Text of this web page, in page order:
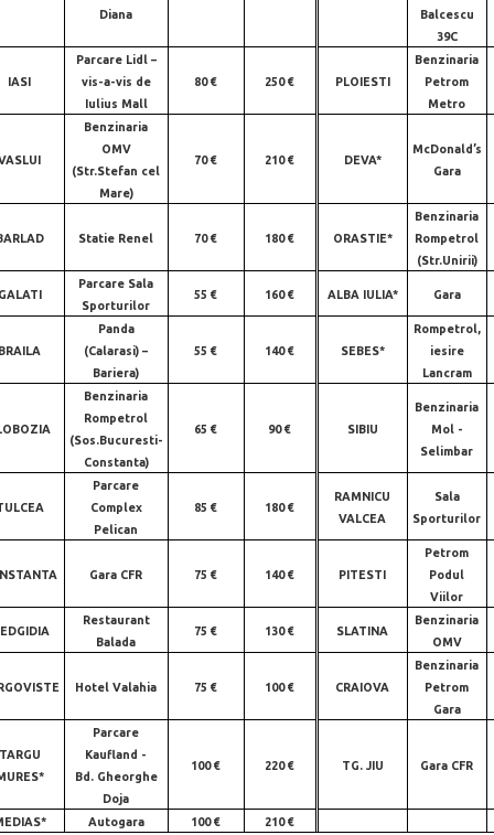
Diana
Balcescu
39C
IASI
Parcare Lidl –
vis-a-vis de
Iulius Mall
80 € 250 € PLOIESTI
Benzinaria
Petrom
Metro
Benzinaria
OMV
(Str.Stefan cel
Mare)
70 € 210 € DEVA*
McDonald’s
Gara
Statie Renel 70 € 180 € ORASTIE*
Benzinaria
Rompetrol
(Str.Unirii)
Parcare Sala
Sporturilor
55 € 160 € ALBA IULIA* Gara
Panda
(Calarasi) –
Bariera)
55 € 140 € SEBES*
Rompetrol,
iesire
Lancram
Benzinaria
Rompetrol
(Sos.Bucuresti-
Constanta)
65 € 90 € SIBIU
Benzinaria
Mol -
Selimbar
Parcare
Complex
Pelican
85 € 180 €
RAMNICU
VALCEA
Sala
Sporturilor
Gara CFR 75 € 140 € PITESTI
Petrom
Podul
Viilor
Restaurant
Balada
75 € 130 € SLATINA
Benzinaria
OMV
Hotel Valahia 75 € 100 € CRAIOVA
Benzinaria
Petrom
Gara
Parcare
Kaufland -
Bd. Gheorghe
Doja
100 € 220 € TG. JIU Gara CFR
Autogara 100 € 210 €